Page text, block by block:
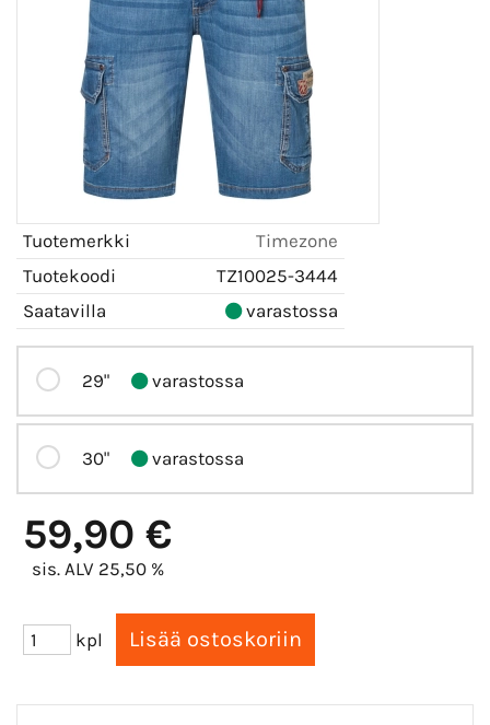
Tuotemerkki
Timezone
Tuotekoodi
TZ10025-3444
Saatavilla
varastossa
29" varastossa
30" varastossa
59,90 €
sis. ALV 25,50 %
kpl